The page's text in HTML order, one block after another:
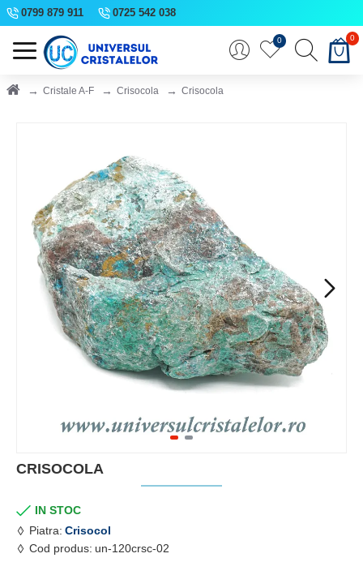
0799 879 911 0725 542 038
0 0
Cristale A-F Crisocola Crisocola
CRISOCOLA
IN STOC
Piatra: Crisocol
Cod produs: un-120crsc-02